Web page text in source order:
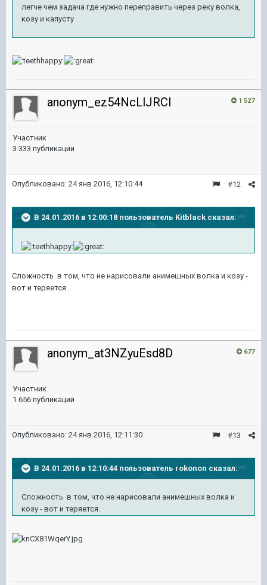
легче чем задача где нужно переправить через реку волка,
козу и капусту
1 527
anonym_ez54NcLlJRCl
Участник
3 333 публикации
#12
Опубликовано: 24 янв 2016, 12:10:44
В 24.01.2016 в 12:00:18 пользователь Kitblack сказал:
Сложность в том, что не нарисовали анимешных волка и козу -
вот и теряется.
677
anonym_at3NZyuEsd8D
Участник
1 656 публикаций
#13
Опубликовано: 24 янв 2016, 12:11:30
В 24.01.2016 в 12:10:44 пользователь rokonon сказал:
Сложность в том, что не нарисовали анимешных волка и
козу - вот и теряется.